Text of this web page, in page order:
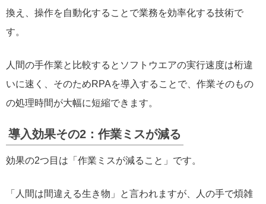
換え、操作を自動化することで業務を効率化する技術で
す。
人間の手作業と比較するとソフトウエアの実行速度は桁違
いに速く、そのためRPAを導入することで、作業そのもの
の処理時間が大幅に短縮できます。
導入効果その2：作業ミスが減る
効果の2つ目は「作業ミスが減ること」です。
「人間は間違える生き物」と言われますが、人の手で煩雑